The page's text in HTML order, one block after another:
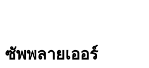
พพลายเออร์